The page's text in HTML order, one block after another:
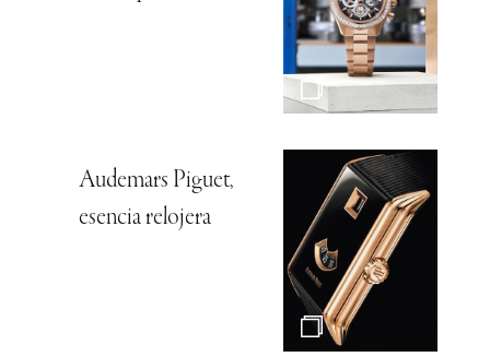
Audemars Piguet,
esencia relojera